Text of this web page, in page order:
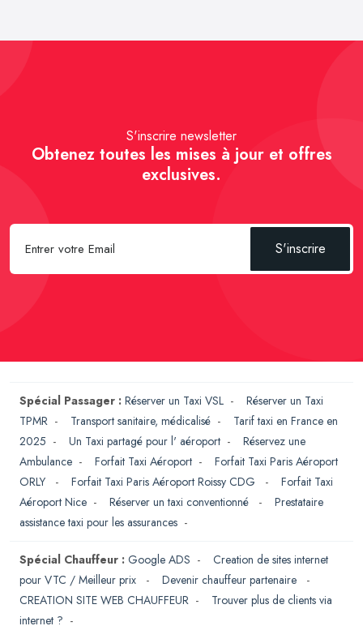
S'inscrire newsletter
Obtenez toutes les mises à jour et offres
exclusives.
S'inscrire
Spécial Passager : Réserver un Taxi VSL - Réserver un Taxi
TPMR - Transport sanitaire, médicalisé - Tarif taxi en France en
2025 - Un Taxi partagé pour l' aéroport - Réservez une
Ambulance - Forfait Taxi Aéroport - Forfait Taxi Paris Aéroport
ORLY
- Forfait Taxi Paris Aéroport Roissy CDG - Forfait Taxi
Aéroport Nice - Réserver un taxi conventionné - Prestataire
assistance taxi pour les assurances -
Spécial Chauffeur : Google ADS - Creation de sites internet
pour VTC / Meilleur prix
- Devenir chauffeur partenaire
-
CREATION SITE WEB CHAUFFEUR - Trouver plus de clients via
internet ? -